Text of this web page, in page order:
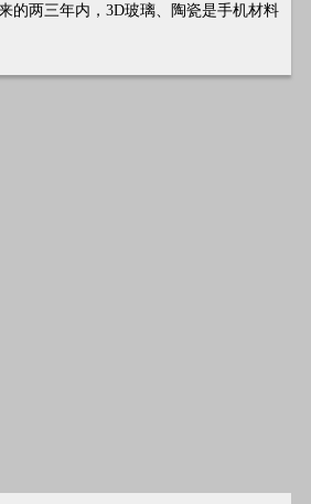
的两三年内，3D玻璃、陶瓷是手机材料